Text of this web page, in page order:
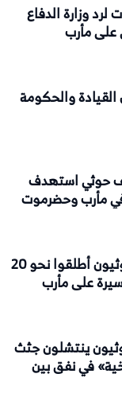
لرد وزارة الدفاع
على مأرب
والحكومة
في قصف حوثي استهدف
مأرب وحضرموت
مقتل وإصابة 16 مدنيا.. الحوثيون أطلقوا نحو 20
ينتشلون جثث
في نفق بين